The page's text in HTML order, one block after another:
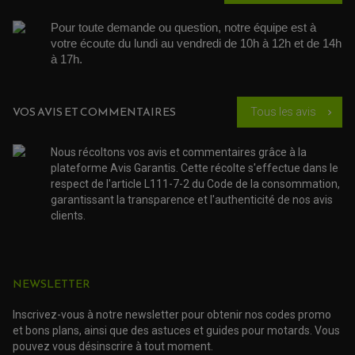
PATINS DE PROTECTION TOP BLOCK
PATIN DE RECHANGE TOP BLOCK
PROTECTION RADIATEUR
ROULEMENT DE ROUE
ROULEMENT DE DIRECTION
TRANSMISSION
AMORTISSEUR DE COUPLE
ACCESSOIRE SCOOTER GILERA
ACCESSOIRE SCOOTER HONDA
ACCESSOIRE SCOOTER KYMCO
ACCESSOIRE SCOOTER PEUGEOT
ACCESSOIRE SCOOTER PIAGGIO
ACCESSOIRE SCOOTER VESPA
ACCESSOIRE SCOOTER YAMAHA
Pour toute demande ou question, notre équipe est à
votre écoute du lundi au vendredi de 10h à 12h et de 14h
à 17h.
VOS AVIS ET COMMENTAIRES Tous les avis chevron_right
Nous récoltons vos avis et commentaires grâce à la
plateforme Avis Garantis. Cette récolte s'effectue dans le
respect de l'article L111-7-2 du Code de la consommation,
garantissant la transparence et l'authenticité de nos avis
clients.
NEWSLETTER
Inscrivez-vous à notre newsletter pour obtenir nos codes promo
et bons plans, ainsi que des astuces et guides pour motards. Vous
pouvez vous désinscrire à tout moment.